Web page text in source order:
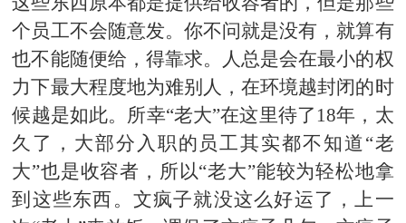
个员工不会随意发。你不问就是没有，就算有
也不能随便给，得靠求。人总是会在最小的权
力下最大程度地为难别人，在环境越封闭的时
候越是如此。所幸“老大”在这里待了18年，太
久了，大部分入职的员工其实都不知道“老
大”也是收容者，所以“老大”能较为轻松地拿
到这些东西。文疯子就没这么好运了，上一